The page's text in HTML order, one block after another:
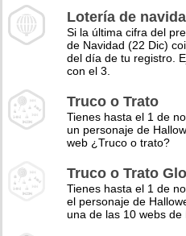
Lotería de
Si la última cifra del
de Navidad (22 Dic)
del día de tu registro.
con el 3.
Truco o Trato
Tienes hasta el 1 de
un personaje de
web ¿Truco o trato?
Truco o Trato
Tienes hasta el 1 de
el personaje de
una de las 10 webs